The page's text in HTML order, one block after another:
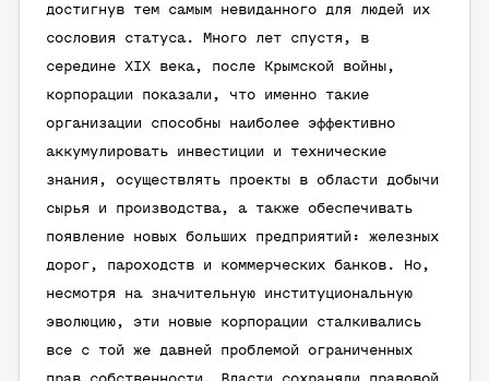
достигнув тем самым невиданного для людей их
сословия статуса. Много лет спустя, в
середине XIX века, после Крымской войны,
корпорации показали, что именно такие
организации способны наиболее эффективно
аккумулировать инвестиции и технические
знания, осуществлять проекты в области добычи
сырья и производства, а также обеспечивать
появление новых больших предприятий: железных
дорог, пароходств и коммерческих банков. Но,
несмотря на значительную институциональную
эволюцию, эти новые корпорации сталкивались
все с той же давней проблемой ограниченных